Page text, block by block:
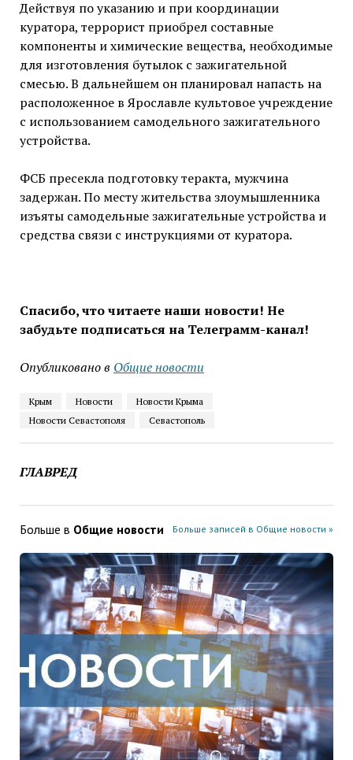
Действуя по указанию и при координации
куратора, террорист приобрел составные
компоненты и химические вещества, необходимые
для изготовления бутылок с зажигательной
смесью. В дальнейшем он планировал напасть на
расположенное в Ярославле культовое учреждение
с использованием самодельного зажигательного
устройства.
ФСБ пресекла подготовку теракта, мужчина
задержан. По месту жительства злоумышленника
изъяты самодельные зажигательные устройства и
средства связи с инструкциями от куратора.
Спасибо, что читаете наши новости! Не
забудьте подписаться на Телеграмм-канал!
Опубликовано в Общие новости
Крым Новости
Новости Крыма
Новости Севастополя
Севастополь
ГЛАВРЕД
Больше в Общие новости Больше записей в Общие новости »